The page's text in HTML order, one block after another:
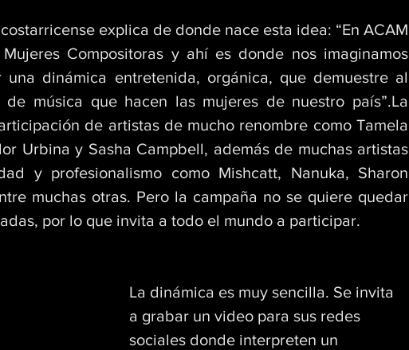
explica de donde nace esta idea: “En ACAM
una dinámica entretenida, orgánica, que demuestre al
música que hacen las mujeres de nuestro país”.La
de artistas de mucho renombre como Tamela
Urbina y Sasha Campbell, además de muchas artistas
y profesionalismo como Mishcatt, Nanuka, Sharon
muchas otras. Pero la campaña no se quiere quedar
por lo que invita a todo el mundo a participar.
La dinámica es muy sencilla. Se invita
a grabar un video para sus redes
sociales donde interpreten un